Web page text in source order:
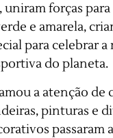
uniram forças
e amarela,
para celebrar a
do planeta.
a atenção de
pinturas e
passaram